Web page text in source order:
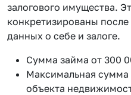
залогового имущества.
конкретизированы
данных о себе и залоге.
Сумма займа от 300
Максимальная сумма
объекта